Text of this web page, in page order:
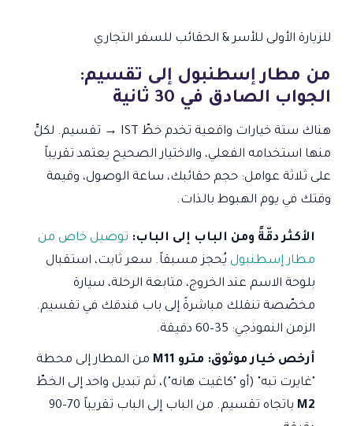
للزيارة الأولى للأسر & الحقائب للسفر التجاري
من مطار إسطنبول إلى تقسيم:
الجواب الصادق في 30 ثانية
هناك ستة خيارات واقعية تخدم خطّ IST → تقسيم. لكلٍّ
منها استخدامه الفعلي، والاختيار الصحيح يعتمد تقريباً
على ثلاثة عوامل: حجم حقائبك، ساعة الوصول، وقيمة
وقتك في يوم الهبوط بالذات.
الأكثر دقّةً ومن الباب إلى الباب: توصيل خاص من
مطار إسطنبول يُحجز مسبقاً. سعر ثابت، استقبال
بلوحة الاسم عند الخروج، متابعة الرحلة، سيارة
مخصّصة تنقلك مباشرةً إلى باب فندقك في تقسيم.
الزمن النموذجي: 35–60 دقيقة.
أرخص خيار موثوق: مترو M11
من المطار إلى محطة
"غايرت تبه" (أو "كاغيت هانه")، ثم تبديل واحد إلى الخطّ
M2
باتجاه تقسيم. من الباب إلى الباب تقريباً 70–90